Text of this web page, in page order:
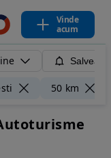
Vinde
acum
50 km